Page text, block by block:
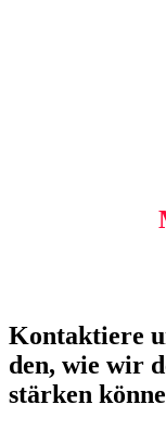
Kon­tak­tie­re
den, wie wir
stär­ken